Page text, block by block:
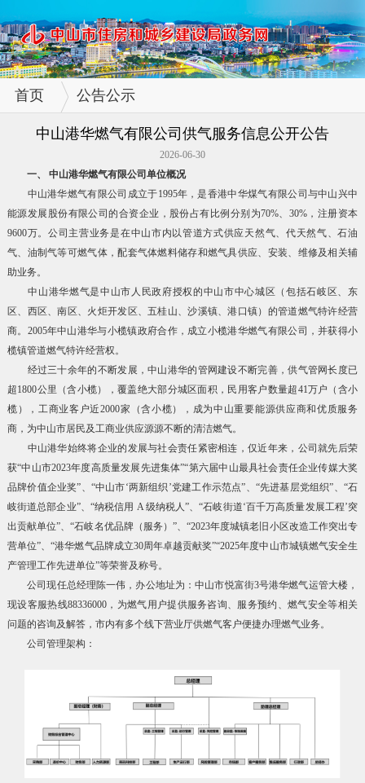
首页 公告公示
中山港华燃气有限公司供气服务信息公开公告
2026-06-30
一、 中山港华燃气有限公司单位概况
中山港华燃气有限公司成立于1995年，是香港中华煤气有限公司与中山兴中
能源发展股份有限公司的合资企业，股份占有比例分别为70%、30%，注册资本
9600万。公司主营业务是在中山市内以管道方式供应天然气、代天然气、石油
气、油制气等可燃气体，配套气体燃料储存和燃气具供应、安装、维修及相关辅
助业务。
中山港华燃气是中山市人民政府授权的中山市中心城区（包括石岐区、东
区、西区、南区、火炬开发区、五桂山、沙溪镇、港口镇）的管道燃气特许经营
商。2005年中山港华与小榄镇政府合作，成立小榄港华燃气有限公司，并获得小
榄镇管道燃气特许经营权。
经过三十余年的不断发展，中山港华的管网建设不断完善，供气管网长度已
超1800公里（含小榄），覆盖绝大部分城区面积，民用客户数量超41万户（含小
榄），工商业客户近2000家（含小榄），成为中山重要能源供应商和优质服务
商，为中山市居民及工商业供应源源不断的清洁燃气。
中山港华始终将企业的发展与社会责任紧密相连，仅近年来，公司就先后荣
获“中山市2023年度高质量发展先进集体”“第六届中山最具社会责任企业传媒大奖
品牌价值企业奖”、“中山市‘两新组织’党建工作示范点”、“先进基层党组织”、“石
岐街道总部企业”、“纳税信用 A 级纳税人”、“石岐街道‘百千万高质量发展工程’突
出贡献单位”、“石岐名优品牌（服务）”、“2023年度城镇老旧小区改造工作突出专
营单位”、“港华燃气品牌成立30周年卓越贡献奖”“2025年度中山市城镇燃气安全生
产管理工作先进单位”等荣誉及称号。
公司现任总经理陈一伟，办公地址为：中山市悦富街3号港华燃气运管大楼，
现设客服热线88336000，为燃气用户提供服务咨询、服务预约、燃气安全等相关
问题的咨询及解答，市内有多个线下营业厅供燃气客户便捷办理燃气业务。
公司管理架构：